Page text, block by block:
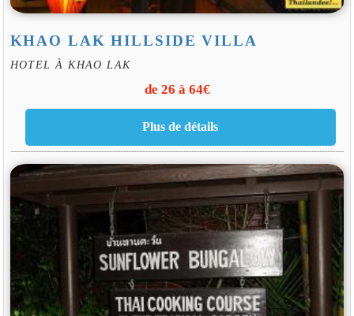
KHAO LAK HILLSIDE VILLA
HOTEL À KHAO LAK
de 26 à 64€